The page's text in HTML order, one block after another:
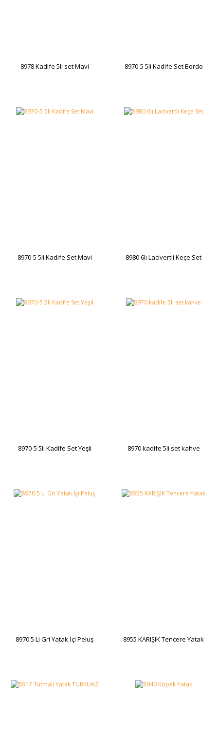
8978 Kadife 5li set Mavi 8970-5 5li Kadife Set Bordo
8970-5 5li Kadife Set Mavi 8980 6lı Lacivertli Keçe Set
8970-5 5li Kadife Set Yeşil 8970 kadife 5li set kahve
8970 5 Li Gri Yatak İçi Peluş 8955 KARIŞIK Tencere Yatak